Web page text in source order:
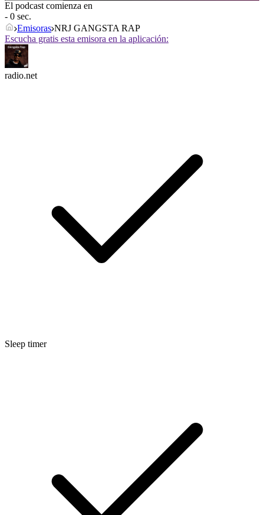
El podcast comienza en
- 0 sec.
Emisoras NRJ GANGSTA RAP
Escucha gratis esta emisora en la aplicación:
radio.net
Sleep timer